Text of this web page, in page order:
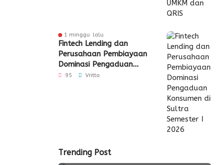
1 minggu lalu
Fintech Lending dan
Perusahaan Pembiayaan
Dominasi Pengaduan
Konsumen di Sultra
95 Vritta
Trending Post